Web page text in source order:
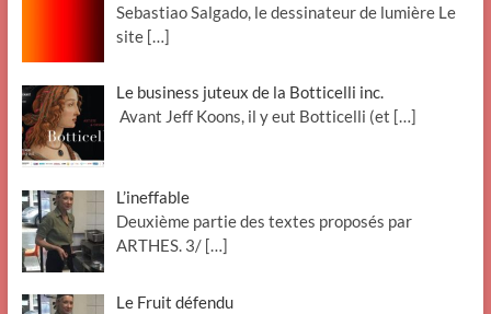
Sebastiao Salgado, le dessinateur de lumière Le
site […]
Le business juteux de la Botticelli inc.
Avant Jeff Koons, il y eut Botticelli (et […]
L’ineffable
Deuxième partie des textes proposés par
ARTHES. 3/ […]
Le Fruit défendu